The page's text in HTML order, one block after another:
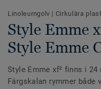
Linoleumgolv | Cirkulära
Style Emme
Style Emme
Style Emme xf² finns i
Färgskalan rymmer både